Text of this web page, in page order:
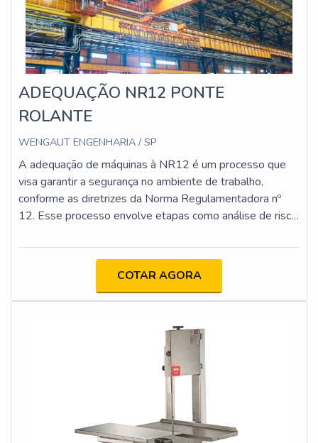
ADEQUAÇÃO NR12 PONTE
ROLANTE
WENGAUT ENGENHARIA / SP
A adequação de máquinas à NR12 é um processo que
visa garantir a segurança no ambiente de trabalho,
conforme as diretrizes da Norma Regulamentadora nº
12. Esse processo envolve etapas como análise de risco,
segurança, atualização da documentação técnica e
riscos de acidentes e assegurar que as máquinas
estejam em conformidade com os requisitos legais e
COTAR AGORA